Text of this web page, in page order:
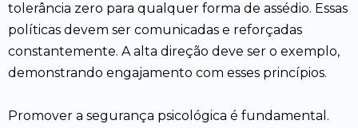
tolerância zero para qualquer forma de assédio. Essas
políticas devem ser comunicadas e reforçadas
constantemente. A alta direção deve ser o exemplo,
demonstrando engajamento com esses princípios.
Promover a segurança psicológica é fundamental.